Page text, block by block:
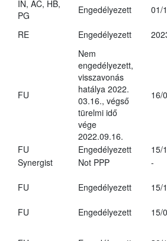
IN, AC, HB,
PG
Engedélyezett
01/
RE Engedélyezett
FU
Nem
engedélyezett,
visszavonás
hatálya 2022.
03.16., végső
türelmi idő
vége
2022.09.16.
16/
FU Engedélyezett
15/
Synergist Not PPP
-
FU Engedélyezett 15/
FU Engedélyezett
15/